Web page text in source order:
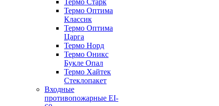
Термо Старк
Термо Оптима
Классик
Термо Оптима
Царга
Термо Норд
Термо Оникс
Букле Опал
Термо Хайтек
Стеклопакет
Входные
противопожарные EI-